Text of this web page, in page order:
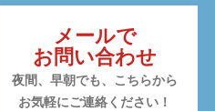
メールで
お問い合わせ
夜間、早朝でも、こちらから
お気軽にご連絡ください！